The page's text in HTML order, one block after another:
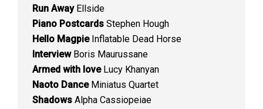
Run AwayEllside
Piano Postcards Stephen Hough
Hello MagpieInflatable Dead Horse
InterviewBoris Maurussane
Armed with loveLucy Khanyan
Naoto DanceMiniatus Quartet
Shadows Alpha Cassiopeiae